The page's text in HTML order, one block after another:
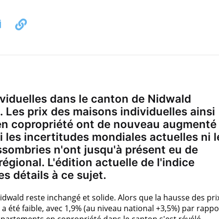
dans le canton de Nidwald
prix des maisons individuelles ainsi
copropriété ont de nouveau augmenté
les incertitudes mondiales actuelles ni
n'ont jusqu'à présent eu de
L'édition actuelle de l'indice
détails à ce sujet.
reste inchangé et solide. Alors que la hausse des
été faible, avec 1,9% (au niveau national +3,5%) par